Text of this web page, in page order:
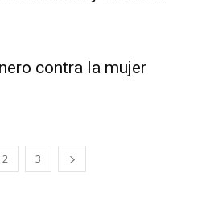
contra la mujer
2 3